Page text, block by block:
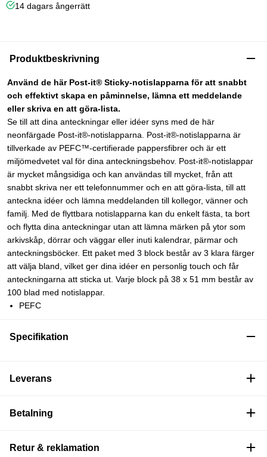
14 dagars ångerrätt
Produktbeskrivning
Använd de här Post-it® Sticky-notislapparna för att snabbt
och effektivt skapa en påminnelse, lämna ett meddelande
eller skriva en att göra-lista.
Se till att dina anteckningar eller idéer syns med de här
neonfärgade Post-it®-notislapparna. Post-it®-notislapparna är
tillverkade av PEFC™-certifierade pappersfibrer och är ett
miljömedvetet val för dina anteckningsbehov. Post-it®-notislappar
är mycket mångsidiga och kan användas till mycket, från att
snabbt skriva ner ett telefonnummer och en att göra-lista, till att
anteckna idéer och lämna meddelanden till kollegor, vänner och
familj. Med de flyttbara notislapparna kan du enkelt fästa, ta bort
och flytta dina anteckningar utan att lämna märken på ytor som
arkivskåp, dörrar och väggar eller inuti kalendrar, pärmar och
anteckningsböcker. Ett paket med 3 block består av 3 klara färger
att välja bland, vilket ger dina idéer en personlig touch och får
anteckningarna att sticka ut. Varje block på 38 x 51 mm består av
100 blad med notislappar.
PEFC
Specifikation
Leverans
Betalning
Retur & reklamation